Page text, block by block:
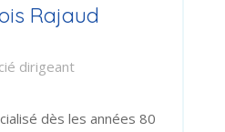
Rajaud
dirigeant
dès les années 80